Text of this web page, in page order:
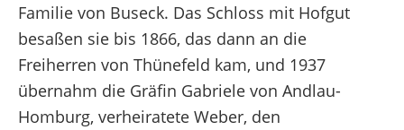
Familie von Buseck. Das Schloss mit Hofgut
besaßen sie bis 1866, das dann an die
Freiherren von Thünefeld kam, und 1937
übernahm die Gräfin Gabriele von Andlau-
Homburg, verheiratete Weber, den